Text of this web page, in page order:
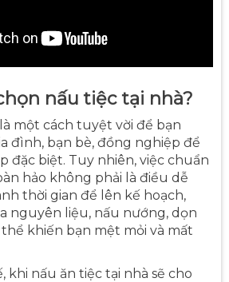
nấu tiệc tại nhà?
một cách tuyệt vời để bạn
đình, bạn bè, đồng nghiệp để
đặc biệt. Tuy nhiên, việc chuẩn
hảo không phải là điều dễ
thời gian để lên kế hoạch,
nguyên liệu, nấu nướng, dọn
khiến bạn mệt mỏi và mất
khi nấu ăn tiệc tại nhà sẽ cho